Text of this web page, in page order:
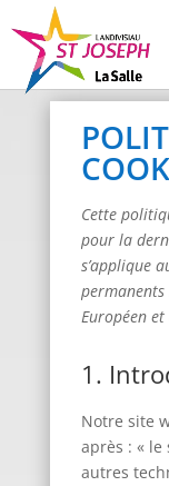
Cette
pour la
s’applique
permanents
Européen et
1.
Notre site
après : « le
autres